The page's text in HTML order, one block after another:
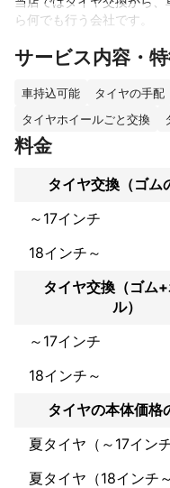
ら何でも行う会社です。
当店ではタイヤの選定、交
ネットや他店で購入したタ
ど、しっかりご対応いたし
タイヤ交換をはじめ、自
車のことならスピードス
アピールポイント
車のことならスピードス
サービス内容・
車持込可能 タイヤの手配
タイヤホイールごと交換
料金
タイヤ交換（ゴム
～17インチ
18インチ～
タイヤ交換（ゴム
ル）
～17インチ
18インチ～
タイヤの本体価格
夏タイヤ（～17インチ
夏タイヤ（18インチ～